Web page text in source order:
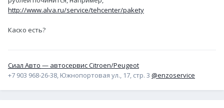
http://www.alva.ru/service/tehcenter/pakety
Каско есть?
Сиал Авто — автосервис Citroen/Peugeot
+7 903 968-26-38, Южнопортовая ул., 17, стр. 3 @enzoservice